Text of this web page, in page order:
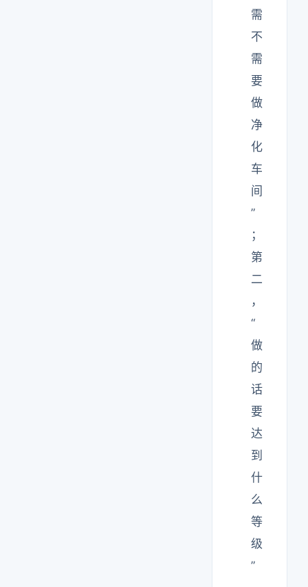
需
不
需
要
做
净
化
车
间
”
；
第
二
，
“
做
的
话
要
达
到
什
么
等
级
”